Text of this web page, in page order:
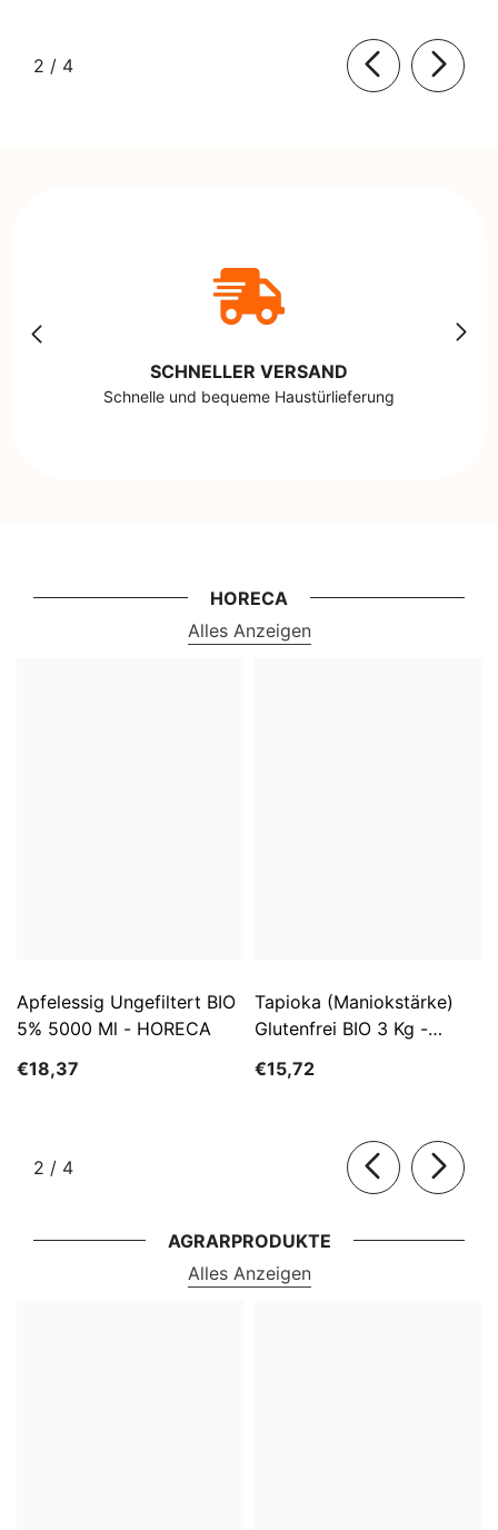
2 / von
4
SCHNELLER VERSAND
Schnelle und bequeme Haustürlieferung
HORECA
Alles Anzeigen
Apfelessig Ungefiltert BIO
5% 5000 Ml - HORECA
€18,37
Tapioka (Maniokstärke)
Glutenfrei BIO 3 Kg -
€15,72
2 / von
4
AGRARPRODUKTE
Alles Anzeigen